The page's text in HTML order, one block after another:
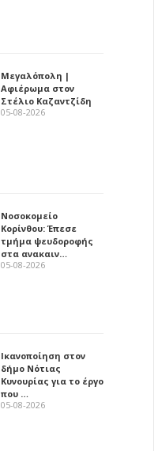
Μεγαλόπολη |
Αφιέρωμα στον
Στέλιο Καζαντζίδη
05-08-2026
Νοσοκομείο
Κορίνθου: Έπεσε
τμήμα ψευδοροφής
στα ανακαιν…
05-08-2026
Ικανοποίηση στον
δήμο Νότιας
Κυνουρίας για το έργο
που …
05-08-2026